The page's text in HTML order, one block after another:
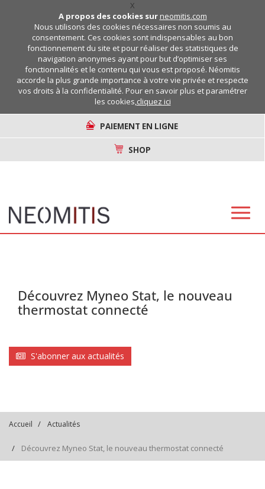
X
A propos des cookies sur neomitis.com
Nous utilisons des cookies nécessaires non soumis au
consentement. Ces cookies sont indispensables au bon
fonctionnement du site et pour réaliser des statistiques de
navigation anonymes ayant pour but d’optimiser ses
fonctionnalités et le contenu qui vous est proposé. Néomitis
accorde la plus grande importance à votre vie privée et respecte
vos droits à la confidentialité. Pour en savoir plus et paramétrer
les cookies,cliquez ici
PAIEMENT EN LIGNE
SHOP
Découvrez Myneo Stat, le nouveau
thermostat connecté
S'abonner aux actualités
Accueil Actualités
Découvrez Myneo Stat, le nouveau thermostat connecté